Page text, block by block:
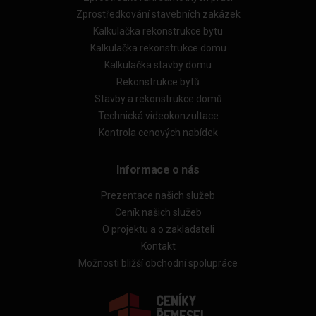
Zprostředkování stavebních zakázek
Kalkulačka rekonstrukce bytu
Kalkulačka rekonstrukce domu
Kalkulačka stavby domu
Rekonstrukce bytů
Stavby a rekonstrukce domů
Technická videokonzultace
Kontrola cenových nabídek
Informace o nás
Prezentace našich služeb
Ceník našich služeb
O projektu a o zakladateli
Kontakt
Možnosti bližší obchodní spolupráce